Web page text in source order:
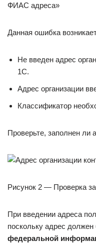
ФИАС адреса»
Данная ошибка
Не введен адрес
1С.
Адрес организации
Классификатор
Проверьте, заполнен ли
Рисунок 2 — Проверка
При введении адреса
поскольку адрес
федеральной